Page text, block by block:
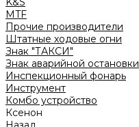
MTF
Прочие производители
Штатные ходовые огни
Знак "ТАКСИ"
Знак аварийной остановки
Инспекционный фонарь
Инструмент
Комбо устройство
Ксенон